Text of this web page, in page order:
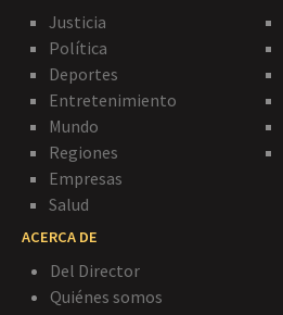
Justicia
Política
Deportes
Entretenimiento
Mundo
Regiones
Empresas
Salud
ACERCA DE
Del Director
Quiénes somos